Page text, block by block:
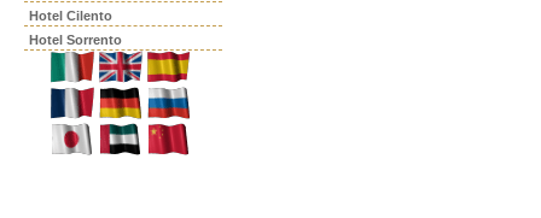
Hotel Cilento
Hotel Sorrento